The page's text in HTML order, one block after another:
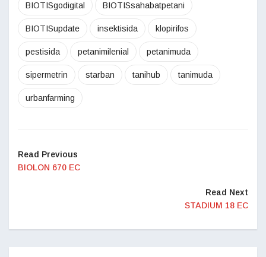
BIOTISgodigital BIOTISsahabatpetani
BIOTISupdate insektisida klopirifos
pestisida petanimilenial petanimuda
sipermetrin starban tanihub tanimuda
urbanfarming
Read Previous
BIOLON 670 EC
Read Next
STADIUM 18 EC